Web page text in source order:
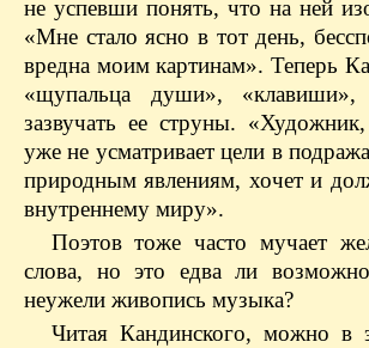
не успевши понять, что на ней
«Мне стало ясно в тот день,
вредна моим картинам». Теперь
«щупальца души», «клавиши»,
зазвучать ее струны.
уже не усматривает цели в
природным явлениям, хо­чет и
внутреннему ми­ру».
Поэтов тоже часто мучает
слова, но это едва ли
неужели живопись музыка?
Читая Кандинского, можно в